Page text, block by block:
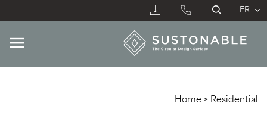
Home > Residential